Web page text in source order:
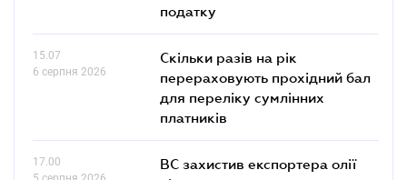
податку
15.07
6 серпня 2026
Скільки разів на рік
перераховують прохідний бал
для переліку сумлінних
платників
17.00
ВС захистив експортера олії